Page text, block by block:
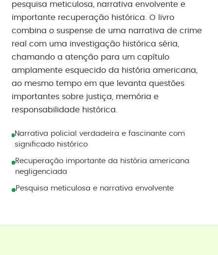
pesquisa meticulosa, narrativa envolvente e
importante recuperação histórica. O livro
combina o suspense de uma narrativa de crime
real com uma investigação histórica séria,
chamando a atenção para um capítulo
amplamente esquecido da história americana,
ao mesmo tempo em que levanta questões
importantes sobre justiça, memória e
responsabilidade histórica.
Narrativa policial verdadeira e fascinante com
significado histórico
Recuperação importante da história americana
negligenciada
Pesquisa meticulosa e narrativa envolvente